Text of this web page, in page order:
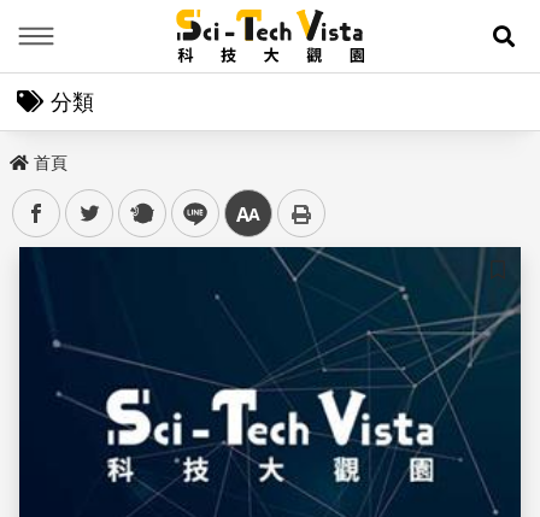
展
分類
首頁
facebooktwitter plurk line 中
儲存